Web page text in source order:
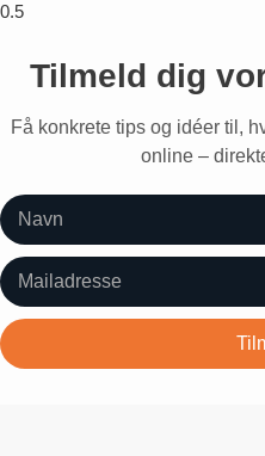
Tilmeld dig
Få konkrete tips og idéer til,
online –